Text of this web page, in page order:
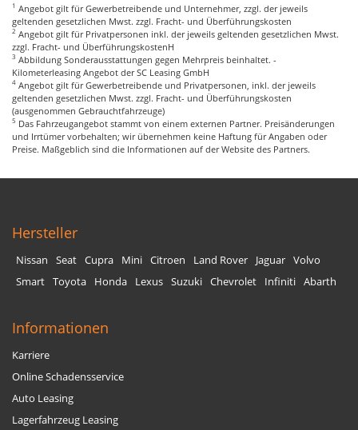
1 Angebot gilt für Gewerbetreibende und Unternehmer, zzgl. der jeweils
geltenden gesetzlichen Mwst. zzgl. Fracht- und Überführungskosten
2 Angebot gilt für Privatpersonen inkl. der jeweils geltenden gesetzlichen Mwst.
zzgl. Fracht- und ÜberführungskostenH
3 Abbildung Sonderausstattungen gegen Mehrpreis beinhaltet. -
Kilometerleasing Angebot der SC Leasing GmbH
4 Angebot gilt für Gewerbetreibende und Privatpersonen, inkl. der jeweils
geltenden gesetzlichen Mwst. zzgl. Fracht- und Überführungskosten
(ausgenommen Gebrauchtfahrzeuge)
5 Das Fahrzeugangebot stammt von einem externen Partner. Preisänderungen
und Irrtümer vorbehalten; wir übernehmen keine Haftung für Angaben oder
Preise. Maßgeblich sind die Informationen auf der Website des Partners.
Hersteller
Nissan Seat Cupra Mini Citroen Land Rover Jaguar Volvo
Smart Toyota Honda Lexus Suzuki Chevrolet Infiniti Abarth
Informationen
Karriere
Online Schadensservice
Auto Leasing
Lagerfahrzeug Leasing